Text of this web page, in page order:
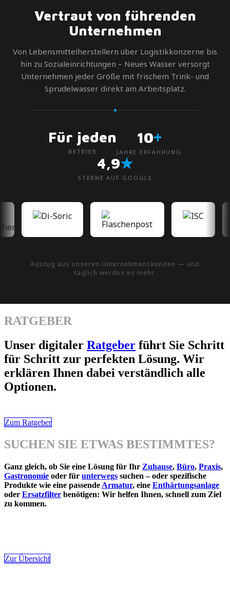
Vertraut von führenden
Unternehmen
Von Lebensmittelherstellern über Logistikkonzerne bis
hin zu Sozialeinrichtungen – Neues Wasser versorgt
Unternehmen jeder Größe mit frischem Trink- und
Sprudelwasser direkt am Arbeitsplatz.
Für jeden
BETRIEB
10+
JAHRE ERFAHRUNG
4,9★
STERNE AUF GOOGLE
Auszug aus unseren Unternehmenskunden — und
täglich werden es mehr.
RATGEBER
Unser digitaler Ratgeber führt Sie Schritt
für Schritt zur perfekten Lösung. Wir
erklären Ihnen dabei verständlich alle
Optionen.
Zum Ratgeber
SUCHEN SIE ETWAS BESTIMMTES?
Ganz gleich, ob Sie eine Lösung für Ihr Zuhause, Büro, Praxis,
Gastronomie oder für unterwegs suchen – oder spezifische
Produkte wie eine passende Armatur, eine Enthärtungsanlage
oder Ersatzfilter benötigen: Wir helfen Ihnen, schnell zum Ziel
zu kommen.
Zur Übersicht